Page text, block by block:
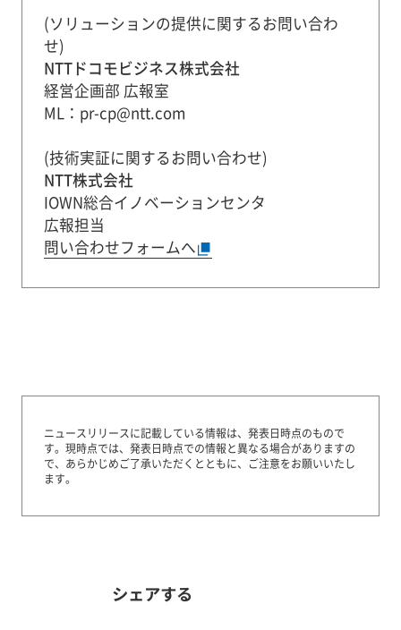
(ソリューションの提供に関するお問い合わ
せ)
NTTドコモビジネス株式会社
経営企画部 広報室
ML：pr-cp@ntt.com
(技術実証に関するお問い合わせ)
NTT株式会社
IOWN総合イノベーションセンタ
広報担当
問い合わせフォームへ
ニュースリリースに記載している情報は、発表日時点のもので
す。 現時点では、発表日時点での情報と異なる場合がありますの
で、あらかじめご了承いただくとともに、ご注意をお願いいたし
ます。
シェアする